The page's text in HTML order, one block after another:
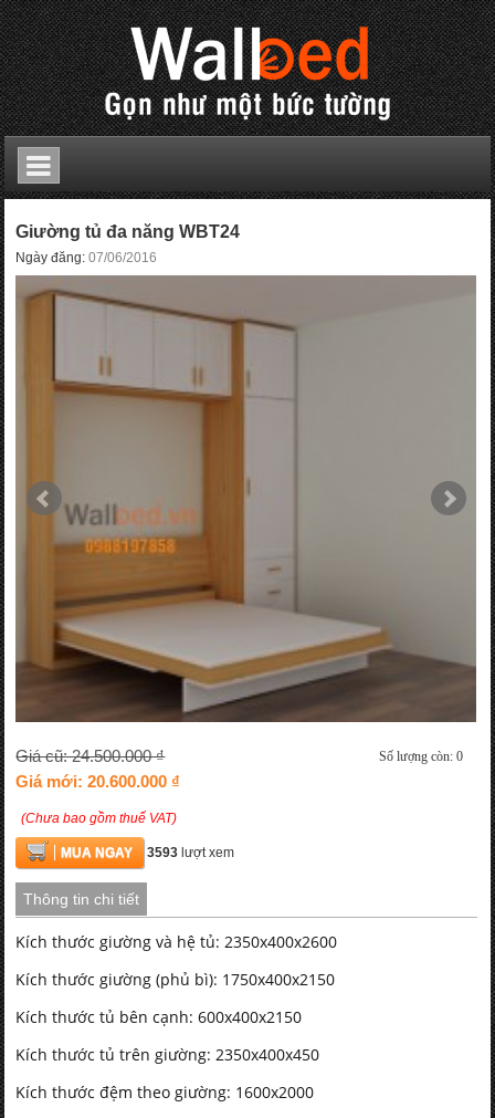
Giường tủ đa năng WBT24
Ngày đăng:07/06/2016
Giá cũ: 24.500.000 ₫
Giá mới: 20.600.000 ₫
(Chưa bao gồm thuế VAT)
Số lượng còn: 0
MUA NGAY 3593 lượt xem
Thông tin chi tiết
Kích thước giường và hệ tủ: 2350x400x2600
Kích thước giường (phủ bì): 1750x400x2150
Kích thước tủ bên cạnh: 600x400x2150
Kích thước tủ trên giường: 2350x400x450
Kích thước đệm theo giường: 1600x2000